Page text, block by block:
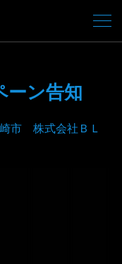
ーン告知
市 株式会社ＢＬ